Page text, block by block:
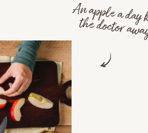
An apple a day
the doctor